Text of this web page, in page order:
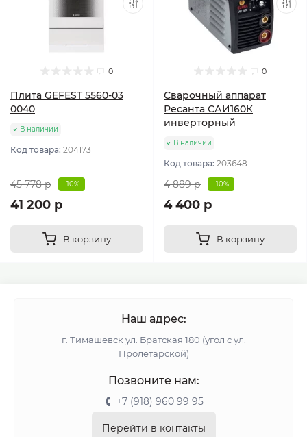
0
Плита GEFEST 5560-03
0040
В наличии
Код товара: 204173
45 778 р -10%
41 200 р
В корзину
0
Сварочный аппарат
Ресанта САИ160К
инверторный
В наличии
Код товара: 203648
4 889 р -10%
4 400 р
В корзину
Наш адрес:
г. Тимашевск ул. Братская 180 (угол с ул.
Пролетарской)
Позвоните нам:
+7 (918) 960 99 95
Перейти в контакты